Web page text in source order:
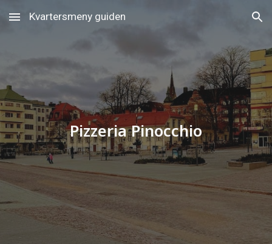
Skip to main content Skip to navigation
Kvartersmeny guiden
Pizzeria Pinocchio